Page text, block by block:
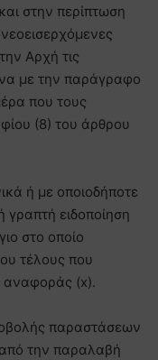
στην περίπτωση
Αρχή τις
με την παράγραφο
που τους
(8) του άρθρου
ή με οποιοδήποτε
γραπτή ειδοποίηση
στο οποίο
τέλους που
αναφοράς (x).
παραστάσεων
την παραλαβή